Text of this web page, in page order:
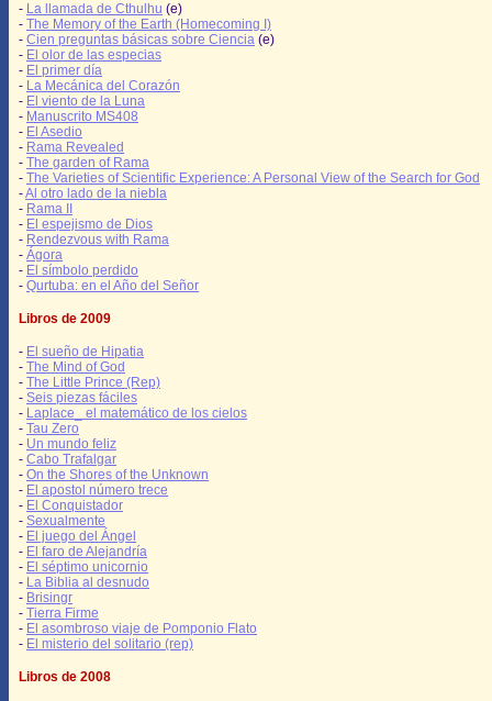
- La llamada de Cthulhu (e)
- The Memory of the Earth (Homecoming I)
- Cien preguntas básicas sobre Ciencia (e)
- El olor de las especias
- El primer día
- La Mecánica del Corazón
- El viento de la Luna
- Manuscrito MS408
- El Asedio
- Rama Revealed
- The garden of Rama
- The Varieties of Scientific Experience: A Personal View of the Search for God
-Al otro lado de la niebla
- Rama II
- El espejismo de Dios
- Rendezvous with Rama
- Ágora
- El símbolo perdido
- Qurtuba: en el Año del Señor
Libros de 2009
- El sueño de Hipatia
- The Mind of God
- The Little Prince (Rep)
- Seis piezas fáciles
- Laplace_ el matemático de los cielos
- Tau Zero
- Un mundo feliz
- Cabo Trafalgar
- On the Shores of the Unknown
- El apostol número trece
- El Conquistador
- Sexualmente
- El juego del Ángel
- El faro de Alejandría
- El séptimo unicornio
- La Biblia al desnudo
- Brisingr
- Tierra Firme
- El asombroso viaje de Pomponio Flato
- El misterio del solitario (rep)
Libros de 2008